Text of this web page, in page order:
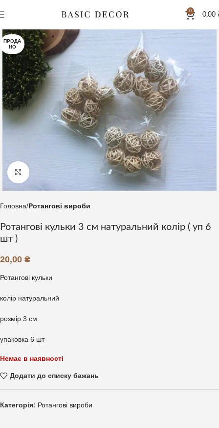
0
0,00
ПРОДА
НО
Клацніть, щоб збільшити
Головна Ротангові вироби
Ротангові кульки 3 см натуральний колір ( уп 6
шт )
20,00 ₴
Ротангові кульки
колір натуральний
розмір 3 см
упаковка 6 шт
Немає в наявності
Додати до списку бажань
Категорія: Ротангові вироби